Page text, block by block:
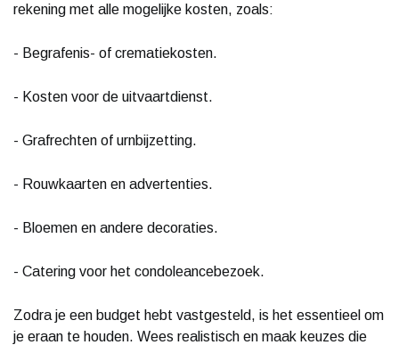
rekening met alle mogelijke kosten, zoals:
- Begrafenis- of crematiekosten.
- Kosten voor de uitvaartdienst.
- Grafrechten of urnbijzetting.
- Rouwkaarten en advertenties.
- Bloemen en andere decoraties.
- Catering voor het condoleancebezoek.
Zodra je een budget hebt vastgesteld, is het essentieel om
je eraan te houden. Wees realistisch en maak keuzes die